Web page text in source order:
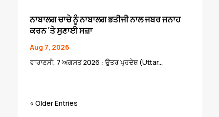
ਨਾਬਾਲਗ ਚਾਚੇ ਨੂੰ ਨਾਬਾਲਗ ਭਤੀਜੀ ਨਾਲ ਜਬਰ ਜਨਾਹ
ਕਰਨ ‘ਤੇ ਸੁਣਾਈ ਸਜ਼ਾ
Aug 7, 2026
ਵਾਰਾਣਸੀ, 7 ਅਗਸਤ 2026 : ਉਤਰ ਪ੍ਰਦੇਸ਼ (Uttar...
« Older Entries